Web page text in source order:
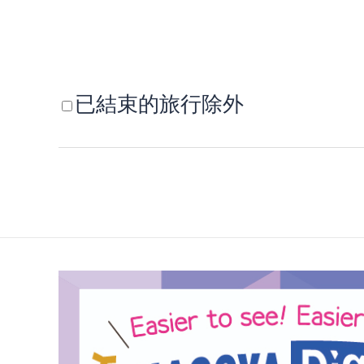
已結束的旅行除外